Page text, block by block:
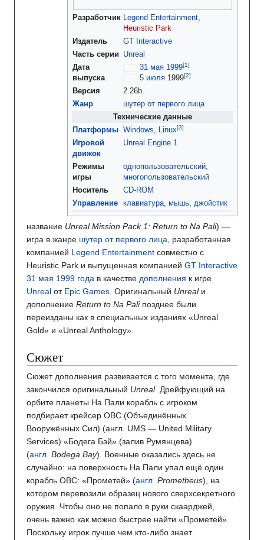
Разработчик Legend Entertainment,
Heuristic Park
Издатель
GT Interactive
Часть серии
Unreal
Дата
выпуска
31 мая 1999
5 июля 1999
Версия
2.26b
Жанр
шутер от первого лица
Технические данные
Платформы Windows, Linux
Игровой
движок
Unreal Engine 1
Режимы
игры
однопользовательский,
многопользовательский
Носитель
CD-ROM
Управление
клавиатура, мышь, джойстик
название Unreal Mission Pack 1: Return to Na Pali) —
игра в жанре шутер от первого лица, разработанная
компанией Legend Entertainment совместно с
Heuristic Park и выпущенная компанией GT Interactive
31 мая 1999 года в качестве дополнения к игре
Unreal от Epic Games. Оригинальный Unrealи
дополнение Return to Na Paliпозднее были
переизданы как в специальных изданиях «Unreal
Gold» и «Unreal Anthology».
Сюжет
Сюжет дополнения развивается с того момента, где
закончился оригинальный Unreal. Дрейфующий на
орбите планеты На Пали корабль с игроком
подбирает крейсер ОВС (Объединённых
Вооружённых Сил) (англ. UMS — United Military
Services) «Бодега Бэй» (залив Румянцева)
(англ. Bodega Bay). Военные оказались здесь не
случайно: на поверхность На Пали упал ещё один
корабль ОВС: «Прометей» (англ. Prometheus), на
котором перевозили образец нового сверхсекретного
оружия. Чтобы оно не попало в руки скаарджей,
очень важно как можно быстрее найти «Прометей».
Поскольку игрок лучше чем кто-либо знает